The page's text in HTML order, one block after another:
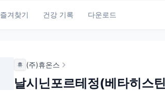
즐겨찾기 건강 기록 다운로드
휴 (주)휴온스
날시닌포르테정(베타히스